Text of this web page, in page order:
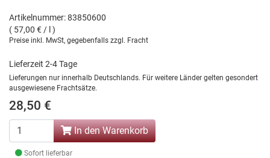
Artikelnummer: 83850600
( 57,00 € / l )
Preise inkl. MwSt, gegebenfalls zzgl. Fracht
Lieferzeit 2-4 Tage
Lieferungen nur innerhalb Deutschlands. Für weitere Länder gelten gesondert
ausgewiesene Frachtsätze.
28,50 €
In den Warenkorb
Sofort lieferbar